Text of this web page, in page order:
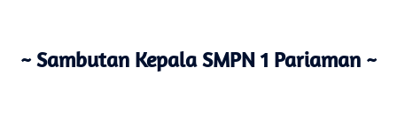
~ Sambutan Kepala SMPN 1 Pariaman ~